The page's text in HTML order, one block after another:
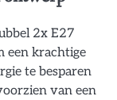
2x E27
een krachtige
te besparen
van een